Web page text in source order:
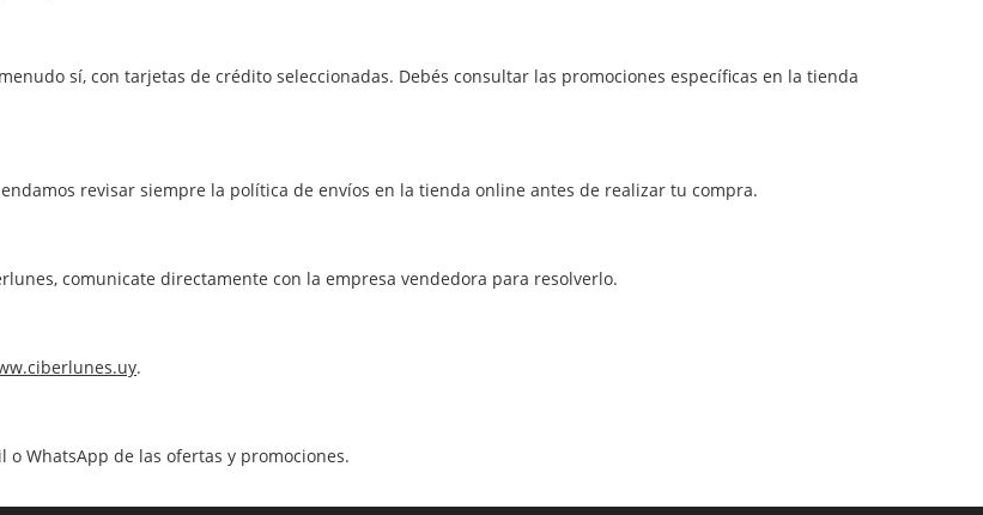
sí, con tarjetas de crédito seleccionadas. Debés consultar las promociones específicas en la tienda
revisar siempre la política de envíos en la tienda online antes de realizar tu compra.
comunicate directamente con la empresa vendedora para resolverlo.
.
WhatsApp de las ofertas y promociones.